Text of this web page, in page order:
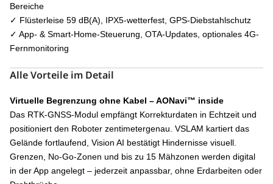
Bereiche
✓ Flüsterleise 59 dB(A), IPX5-wetterfest, GPS-Diebstahlschutz
✓ App- & Smart-Home-Steuerung, OTA-Updates, optionales 4G-
Fernmonitoring
Alle Vorteile im Detail
Virtuelle Begrenzung ohne Kabel – AONavi™ inside
Das RTK-GNSS-Modul empfängt Korrekturdaten in Echtzeit und
positioniert den Roboter zentimetergenau. VSLAM kartiert das
Gelände fortlaufend, Vision AI bestätigt Hindernisse visuell.
Grenzen, No-Go-Zonen und bis zu 15 Mähzonen werden digital
in der App angelegt – jederzeit anpassbar, ohne Erdarbeiten oder